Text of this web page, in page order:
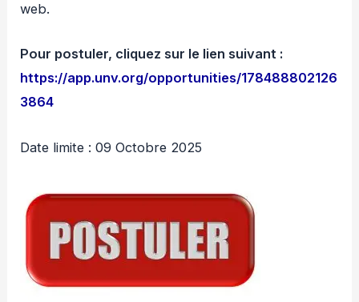
web.
Pour postuler, cliquez sur le lien suivant :
https://app.unv.org/opportunities/178488802126
3864
Date limite : 09 Octobre 2025